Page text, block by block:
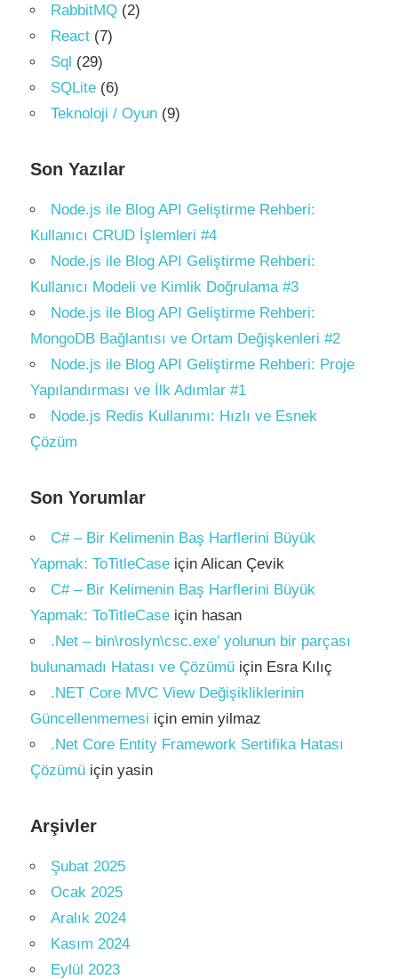
RabbitMQ (2)
React (7)
Sql (29)
SQLite (6)
Teknoloji / Oyun (9)
Son Yazılar
Node.js ile Blog API Geliştirme Rehberi:
Kullanıcı CRUD İşlemleri #4
Node.js ile Blog API Geliştirme Rehberi:
Kullanıcı Modeli ve Kimlik Doğrulama #3
Node.js ile Blog API Geliştirme Rehberi:
MongoDB Bağlantısı ve Ortam Değişkenleri #2
Node.js ile Blog API Geliştirme Rehberi: Proje
Yapılandırması ve İlk Adımlar #1
Node.js Redis Kullanımı: Hızlı ve Esnek
Çözüm
Son Yorumlar
C# – Bir Kelimenin Baş Harflerini Büyük
Yapmak: ToTitleCase için Alican Çevik
C# – Bir Kelimenin Baş Harflerini Büyük
Yapmak: ToTitleCase için hasan
.Net – bin\roslyn\csc.exe’ yolunun bir parçası
bulunamadı Hatası ve Çözümü için Esra Kılıç
.NET Core MVC View Değişikliklerinin
Güncellenmemesi için emin yilmaz
.Net Core Entity Framework Sertifika Hatası
Çözümü için yasin
Arşivler
Şubat 2025
Ocak 2025
Aralık 2024
Kasım 2024
Eylül 2023